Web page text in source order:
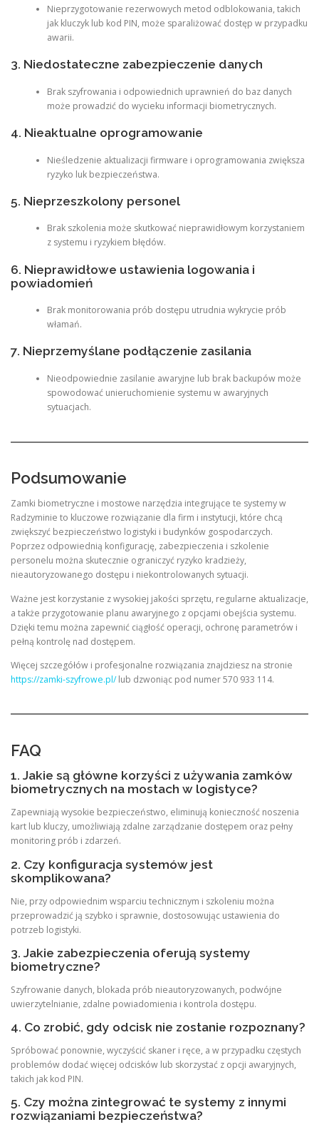
Nieprzygotowanie rezerwowych metod odblokowania, takich
jak kluczyk lub kod PIN, może sparaliżować dostęp w przypadku
awarii.
3. Niedostateczne zabezpieczenie danych
Brak szyfrowania i odpowiednich uprawnień do baz danych
może prowadzić do wycieku informacji biometrycznych.
4. Nieaktualne oprogramowanie
Nieśledzenie aktualizacji firmware i oprogramowania zwiększa
ryzyko luk bezpieczeństwa.
5. Nieprzeszkolony personel
Brak szkolenia może skutkować nieprawidłowym korzystaniem
z systemu i ryzykiem błędów.
6. Nieprawidłowe ustawienia logowania i
powiadomień
Brak monitorowania prób dostępu utrudnia wykrycie prób
włamań.
7. Nieprzemyślane podłączenie zasilania
Nieodpowiednie zasilanie awaryjne lub brak backupów może
spowodować unieruchomienie systemu w awaryjnych
sytuacjach.
Podsumowanie
Zamki biometryczne i mostowe narzędzia integrujące te systemy w
Radzyminie to kluczowe rozwiązanie dla firm i instytucji, które chcą
zwiększyć bezpieczeństwo logistyki i budynków gospodarczych.
Poprzez odpowiednią konfigurację, zabezpieczenia i szkolenie
personelu można skutecznie ograniczyć ryzyko kradzieży,
nieautoryzowanego dostępu i niekontrolowanych sytuacji.
Ważne jest korzystanie z wysokiej jakości sprzętu, regularne aktualizacje,
a także przygotowanie planu awaryjnego z opcjami obejścia systemu.
Dzięki temu można zapewnić ciągłość operacji, ochronę parametrów i
pełną kontrolę nad dostępem.
Więcej szczegółów i profesjonalne rozwiązania znajdziesz na stronie
https://zamki-szyfrowe.pl/lub dzwoniąc pod numer 570 933 114.
FAQ
1. Jakie są główne korzyści z używania zamków
biometrycznych na mostach w logistyce?
Zapewniają wysokie bezpieczeństwo, eliminują konieczność noszenia
kart lub kluczy, umożliwiają zdalne zarządzanie dostępem oraz pełny
monitoring prób i zdarzeń.
2. Czy konfiguracja systemów jest
skomplikowana?
Nie, przy odpowiednim wsparciu technicznym i szkoleniu można
przeprowadzić ją szybko i sprawnie, dostosowując ustawienia do
potrzeb logistyki.
3. Jakie zabezpieczenia oferują systemy
biometryczne?
Szyfrowanie danych, blokada prób nieautoryzowanych, podwójne
uwierzytelnianie, zdalne powiadomienia i kontrola dostępu.
4. Co zrobić, gdy odcisk nie zostanie rozpoznany?
Spróbować ponownie, wyczyścić skaner i ręce, a w przypadku częstych
problemów dodać więcej odcisków lub skorzystać z opcji awaryjnych,
takich jak kod PIN.
5. Czy można zintegrować te systemy z innymi
rozwiązaniami bezpieczeństwa?